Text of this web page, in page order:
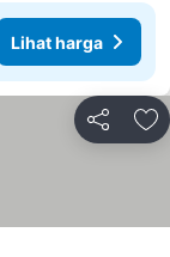
Lihat harga
Bagikan